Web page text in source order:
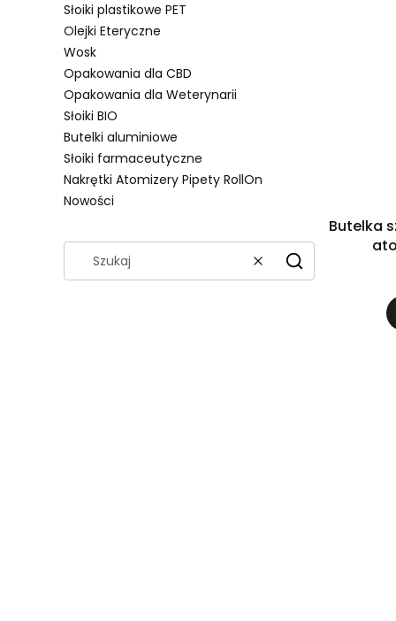
Słoiki plastikowe PET
Olejki Eteryczne
Wosk
Opakowania dla CBD
Opakowania dla Weterynarii
Słoiki BIO
Butelki aluminiowe
Słoiki farmaceutyczne
Nakrętki Atomizery Pipety RollOn
Nowości
WyczyśćSzukaj
Butelka